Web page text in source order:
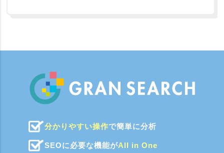
分かりやすい操作で簡単に分析
SEOに必要な機能がAll in One